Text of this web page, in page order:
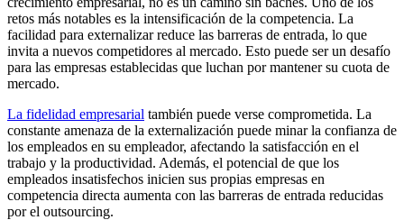
retos más notables es la intensificación de la competencia. La
facilidad para externalizar reduce las barreras de entrada, lo que
invita a nuevos competidores al mercado. Esto puede ser un desafío
para las empresas establecidas que luchan por mantener su cuota de
mercado.
La fidelidad empresarial también puede verse comprometida. La
constante amenaza de la externalización puede minar la confianza de
los empleados en su empleador, afectando la satisfacción en el
trabajo y la productividad. Además, el potencial de que los
empleados insatisfechos inicien sus propias empresas en
competencia directa aumenta con las barreras de entrada reducidas
por el outsourcing.